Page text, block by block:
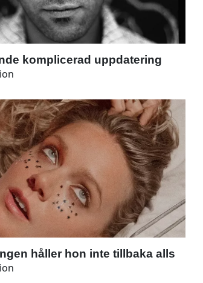
komplicerad uppdatering
håller hon inte tillbaka alls